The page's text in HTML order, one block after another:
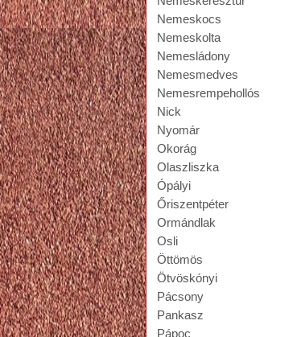
Nemeskocs
Nemeskolta
Nemesládony
Nemesmedves
Nemesrempehollós
Nick
Nyomár
Okorág
Olaszliszka
Ópályi
Őriszentpéter
Ormándlak
Osli
Öttömös
Ötvöskónyi
Pácsony
Pankasz
Pápoc